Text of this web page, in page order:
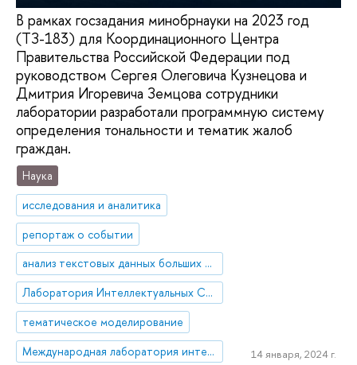
В рамках госзадания минобрнауки на 2023 год
(ТЗ-183) для Координационного Центра
Правительства Российской Федерации под
руководством Сергея Олеговича Кузнецова и
Дмитрия Игоревича Земцова сотрудники
лаборатории разработали программную систему
определения тональности и тематик жалоб
граждан.
Наука
исследования и аналитика
репортаж о событии
анализ текстовых данных больших объемов
Лаборатория Интеллектуальных Систем и Структурного Анализа
тематическое моделирование
Международная лаборатория интеллектуальных систем и структурного анализа
14 января, 2024 г.